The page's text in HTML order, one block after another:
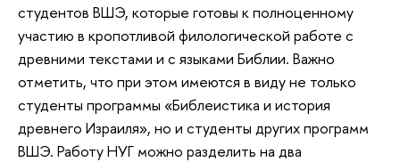
студентов ВШЭ, которые готовы к полноценному
участию в кропотливой филологической работе с
древними текстами и с языками Библии. Важно
отметить, что при этом имеются в виду не только
студенты программы «Библеистика и история
древнего Израиля», но и студенты других программ
ВШЭ. Работу НУГ можно разделить на два